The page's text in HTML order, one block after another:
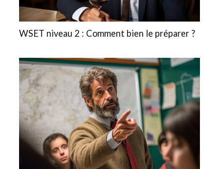
WSET niveau 2 : Comment bien le préparer ?